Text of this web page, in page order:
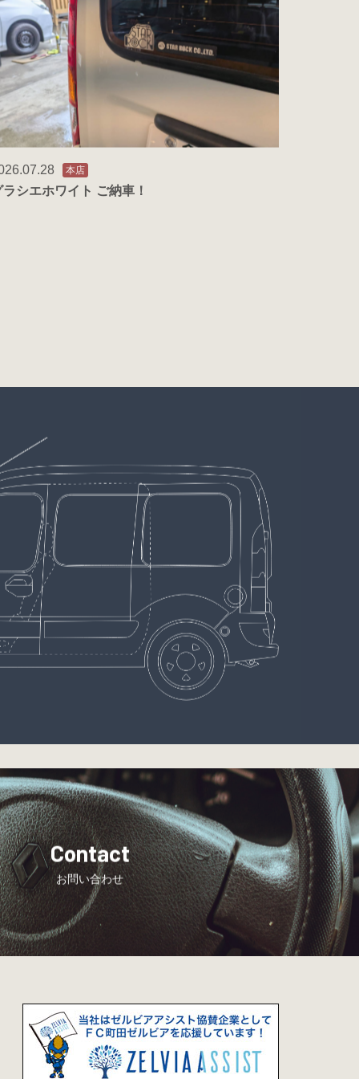
本店
ラシエホワイト ご納車！
Contact
お問い合わせ